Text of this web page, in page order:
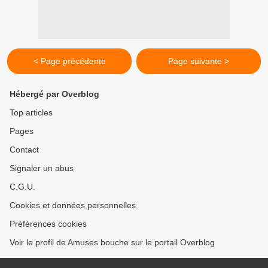
< Page précédente Page suivante >
Hébergé par Overblog
Top articles
Pages
Contact
Signaler un abus
C.G.U.
Cookies et données personnelles
Préférences cookies
Voir le profil de Amuses bouche sur le portail Overblog